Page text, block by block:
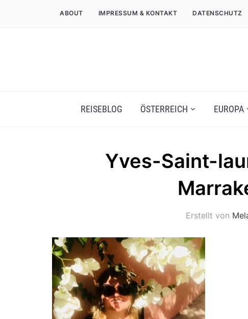
ABOUT IMPRESSUM & KONTAKT DATENSCHUTZ
REISEBLOG ÖSTERREICH EUROPA
Yves-Saint-
Erstellt von